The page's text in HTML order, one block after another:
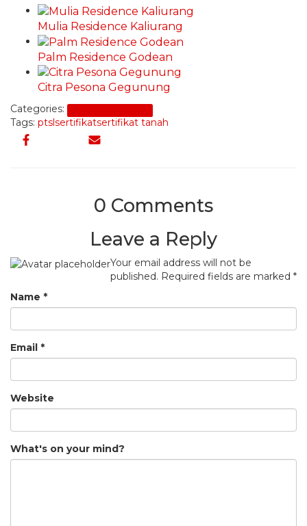
Mulia Residence Kaliurang
Palm Residence Godean
Citra Pesona Gegunung
Categories:
Tags: ptslsertifikatsertifikat tanah
0 Comments
Leave a Reply
Your email address will not be
published. Required fields are marked *
Name *
Email *
Website
What's on your mind?